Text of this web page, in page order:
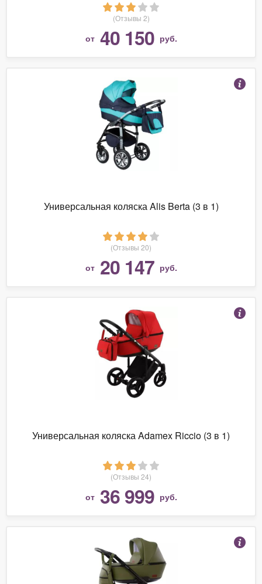
(Отзывы 2)
от 40 150 руб.
Универсальная коляска Alis Berta (3 в 1)
(Отзывы 20)
от 20 147 руб.
Универсальная коляска Adamex Riccio (3 в 1)
(Отзывы 24)
от 36 999 руб.